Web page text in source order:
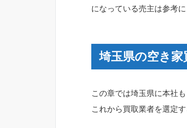
になっている売主は参考に
埼玉県の空き
この章では埼玉県に本社
これから買取業者を選定